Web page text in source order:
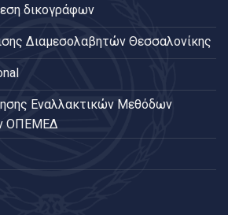
δικογράφων
Διαμεσολαβητών Θεσσαλονίκης
Εναλλακτικών Μεθόδων
ΟΠΕΜΕΔ